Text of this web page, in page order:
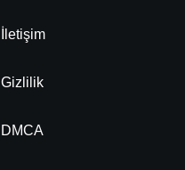
İletişim
Gizlilik
DMCA